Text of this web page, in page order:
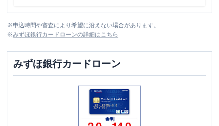
※申込時間や審査により希望に沿えない場合があります。
※みずほ銀行カードローンの詳細はこちら
みずほ銀行カードローン